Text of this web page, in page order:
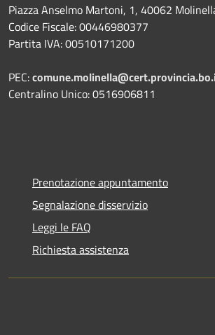
Piazza Anselmo Martoni, 1, 40062
Codice Fiscale: 00446980377
Partita IVA: 00510171200
PEC:
Centralino Unico: 0516906811
Prenotazione appuntamento
Segnalazione disservizio
Leggi le FAQ
Richiesta assistenza